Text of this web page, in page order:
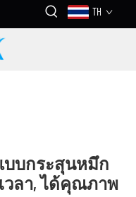
TH
บกระสุนหมึก
วลา, ได้คุณภาพ